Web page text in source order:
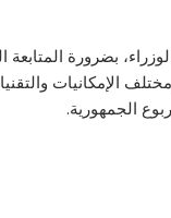
بضرورة المتابعة
الإمكانيات
الجمهورية.